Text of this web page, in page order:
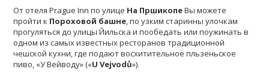
От отеля Prague Inn по улице На ПршикопеВы можете
пройти к Пороховой башне, по узким старинны улочкам
прогуляться до улицы Йильска и пообедать или поужинать в
одном из самых известных ресторанов традиционной
чешской кухни, где подают восхитительное пльзеньское
пиво, «У Вейводу» («U Vejvodů»).